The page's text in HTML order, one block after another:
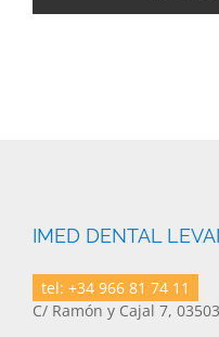
IMED DENTAL
tel: +34 966 81 74 11
C/ Ramón y Cajal 7,